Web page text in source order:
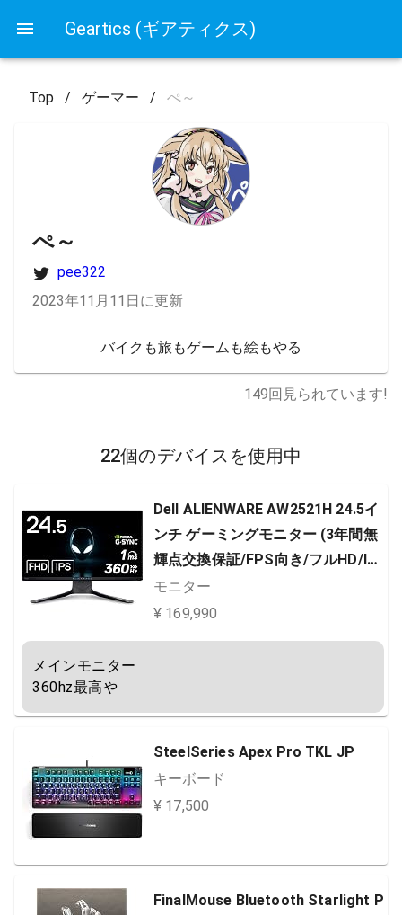
Geartics (ギアティクス)
Top / ゲーマー / ぺ～
ぺ～
pee322
2023年11月11日に更新
バイクも旅もゲームも絵もやる
149回見られています!
22個のデバイスを使用中
Dell ALIENWARE AW2521H 24.5イ
ンチ ゲーミングモニター (3年間無
輝点交換保証/FPS向き/フルHD/IP
S非光沢/DP・HDMIx2/縦横回転・
高さ調整/1ms/360Hz/NVIDIA G-S
モニター
¥ 169,990
メインモニター
360hz最高や
SteelSeries Apex Pro TKL JP
キーボード
¥ 17,500
FinalMouse Bluetooth Starlight P